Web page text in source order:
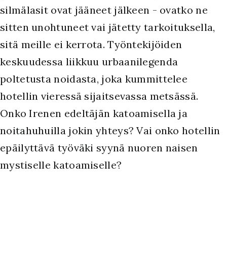
silmälasit ovat jääneet jälkeen - ovatko ne
sitten unohtuneet vai jätetty tarkoituksella,
sitä meille ei kerrota. Työntekijöiden
keskuudessa liikkuu urbaanilegenda
poltetusta noidasta, joka kummittelee
hotellin vieressä sijaitsevassa metsässä.
Onko Irenen edeltäjän katoamisella ja
noitahuhuilla jokin yhteys? Vai onko hotellin
epäilyttävä työväki syynä nuoren naisen
mystiselle katoamiselle?